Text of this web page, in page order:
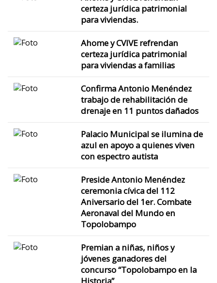
certeza jurídica patrimonial
para viviendas.
Ahome y CVIVE refrendan
certeza jurídica patrimonial
para viviendas a familias
Confirma Antonio Menéndez
trabajo de rehabilitación de
drenaje en 11 puntos dañados
Palacio Municipal se ilumina de
azul en apoyo a quienes viven
con espectro autista
Preside Antonio Menéndez
ceremonia cívica del 112
Aniversario del 1er. Combate
Aeronaval del Mundo en
Topolobampo
Premian a niñas, niños y
jóvenes ganadores del
concurso “Topolobampo en la